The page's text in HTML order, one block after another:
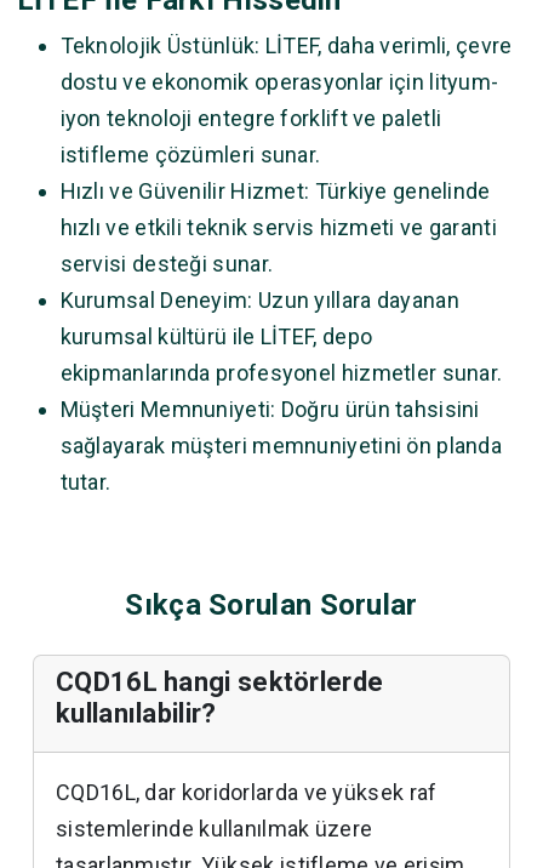
Teknolojik Üstünlük: LİTEF, daha verimli, çevre
dostu ve ekonomik operasyonlar için lityum-
iyon teknoloji entegre forklift ve paletli
istifleme çözümleri sunar.
Hızlı ve Güvenilir Hizmet: Türkiye genelinde
hızlı ve etkili teknik servis hizmeti ve garanti
servisi desteği sunar.
Kurumsal Deneyim: Uzun yıllara dayanan
kurumsal kültürü ile LİTEF, depo
ekipmanlarında profesyonel hizmetler sunar.
Müşteri Memnuniyeti: Doğru ürün tahsisini
sağlayarak müşteri memnuniyetini ön planda
tutar.
Sıkça Sorulan Sorular
CQD16L hangi sektörlerde
kullanılabilir?
CQD16L, dar koridorlarda ve yüksek raf
sistemlerinde kullanılmak üzere